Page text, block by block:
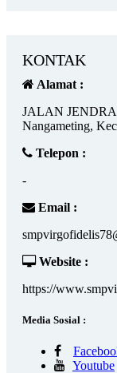
KONTAK
Alamat :
JALAN
Nangameting,
Telepon :
-
Email :
Website :
https://
Media Sosial :
Youtube